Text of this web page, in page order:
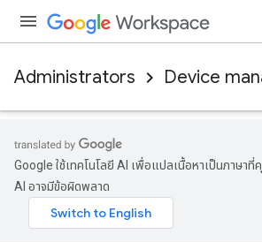
Administrators Device
Google ใช้เทคโนโลยี AI เพื่อแปลเนื้อหาเป็นภาษา
AI อาจมีข้อผิดพลาด